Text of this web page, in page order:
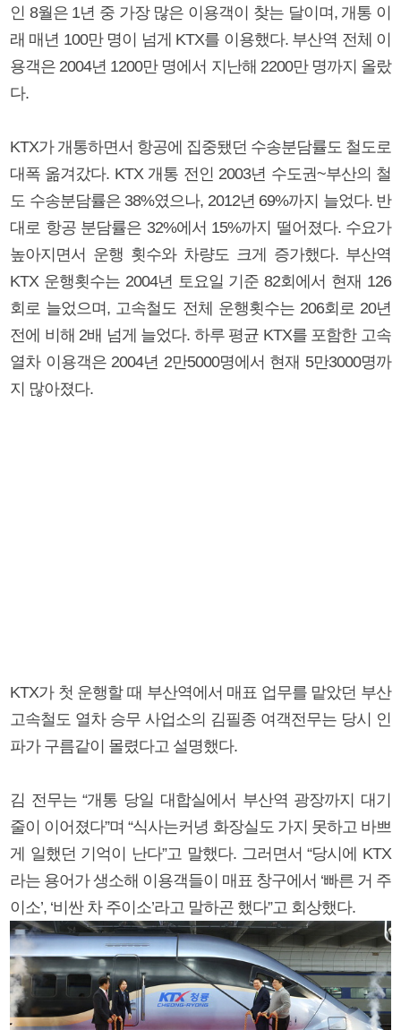
인 8월은 1년 중 가장 많은 이용객이 찾는 달이며, 개통 이
래 매년 100만 명이 넘게 KTX를 이용했다. 부산역 전체 이
용객은 2004년 1200만 명에서 지난해 2200만 명까지 올랐
다.
KTX가 개통하면서 항공에 집중됐던 수송분담률도 철도로
대폭 옮겨갔다. KTX 개통 전인 2003년 수도권~부산의 철
도 수송분담률은 38%였으나, 2012년 69%까지 늘었다. 반
대로 항공 분담률은 32%에서 15%까지 떨어졌다. 수요가
높아지면서 운행 횟수와 차량도 크게 증가했다. 부산역
KTX 운행횟수는 2004년 토요일 기준 82회에서 현재 126
회로 늘었으며, 고속철도 전체 운행횟수는 206회로 20년
전에 비해 2배 넘게 늘었다. 하루 평균 KTX를 포함한 고속
열차 이용객은 2004년 2만5000명에서 현재 5만3000명까
지 많아졌다.
KTX가 첫 운행할 때 부산역에서 매표 업무를 맡았던 부산
고속철도 열차 승무 사업소의 김필종 여객전무는 당시 인
파가 구름같이 몰렸다고 설명했다.
김 전무는 “개통 당일 대합실에서 부산역 광장까지 대기
줄이 이어졌다”며 “식사는커녕 화장실도 가지 못하고 바쁘
게 일했던 기억이 난다”고 말했다. 그러면서 “당시에 KTX
라는 용어가 생소해 이용객들이 매표 창구에서 ‘빠른 거 주
이소’, ‘비싼 차 주이소’라고 말하곤 했다”고 회상했다.